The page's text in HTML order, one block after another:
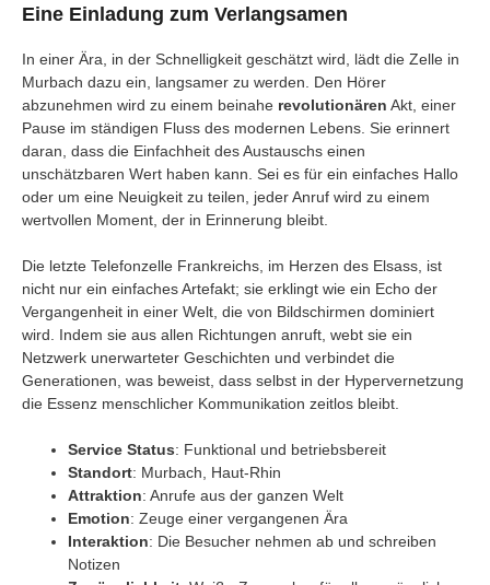
Eine Einladung zum Verlangsamen
In einer Ära, in der Schnelligkeit geschätzt wird, lädt die Zelle in
Murbach dazu ein, langsamer zu werden. Den Hörer
abzunehmen wird zu einem beinahe revolutionären Akt, einer
Pause im ständigen Fluss des modernen Lebens. Sie erinnert
daran, dass die Einfachheit des Austauschs einen
unschätzbaren Wert haben kann. Sei es für ein einfaches Hallo
oder um eine Neuigkeit zu teilen, jeder Anruf wird zu einem
wertvollen Moment, der in Erinnerung bleibt.
Die letzte Telefonzelle Frankreichs, im Herzen des Elsass, ist
nicht nur ein einfaches Artefakt; sie erklingt wie ein Echo der
Vergangenheit in einer Welt, die von Bildschirmen dominiert
wird. Indem sie aus allen Richtungen anruft, webt sie ein
Netzwerk unerwarteter Geschichten und verbindet die
Generationen, was beweist, dass selbst in der Hypervernetzung
die Essenz menschlicher Kommunikation zeitlos bleibt.
Service Status: Funktional und betriebsbereit
Standort: Murbach, Haut-Rhin
Attraktion: Anrufe aus der ganzen Welt
Emotion: Zeuge einer vergangenen Ära
Interaktion: Die Besucher nehmen ab und schreiben
Notizen